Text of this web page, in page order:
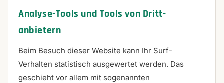
Analyse-Tools und Tools von Dritt­
anbietern
Beim Besuch dieser Website kann Ihr Surf-
Verhalten statistisch ausgewertet werden. Das
geschieht vor allem mit sogenannten